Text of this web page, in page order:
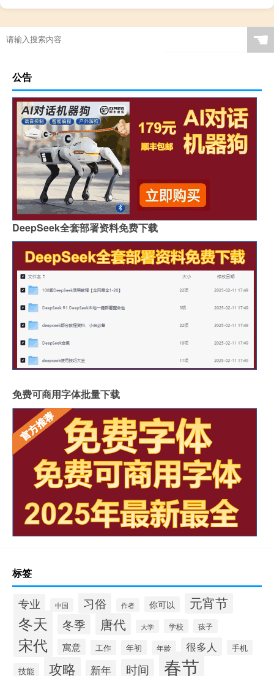
☚
公告
DeepSeek全套部署资料免费下载
免费可商用字体批量下载
标签
专业 中国 习俗 作者 你可以 元宵节
冬天 冬季 唐代 大学 学校 孩子
宋代 寓意 工作 年初 年龄 很多人
手机
技能
攻略 新年 时间 春节